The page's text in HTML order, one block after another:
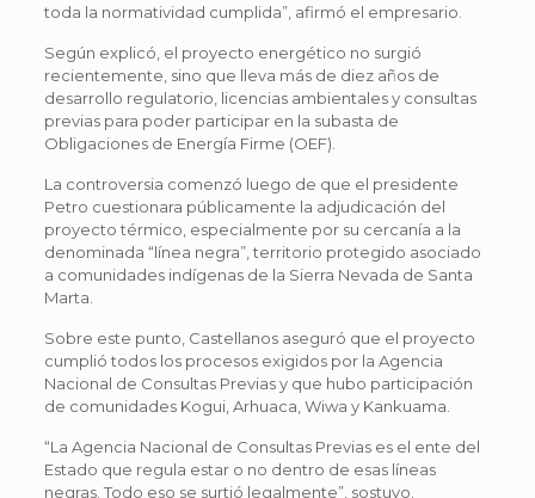
toda la normatividad cumplida”, afirmó el empresario.
Según explicó, el proyecto energético no surgió
recientemente, sino que lleva más de diez años de
desarrollo regulatorio, licencias ambientales y consultas
previas para poder participar en la subasta de
Obligaciones de Energía Firme (OEF).
La controversia comenzó luego de que el presidente
Petro cuestionara públicamente la adjudicación del
proyecto térmico, especialmente por su cercanía a la
denominada “línea negra”, territorio protegido asociado
a comunidades indígenas de la Sierra Nevada de Santa
Marta.
Sobre este punto, Castellanos aseguró que el proyecto
cumplió todos los procesos exigidos por la Agencia
Nacional de Consultas Previas y que hubo participación
de comunidades Kogui, Arhuaca, Wiwa y Kankuama.
“La Agencia Nacional de Consultas Previas es el ente del
Estado que regula estar o no dentro de esas líneas
negras. Todo eso se surtió legalmente”, sostuvo.